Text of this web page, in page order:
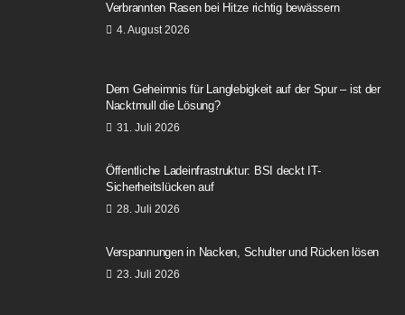
Verbrannten Rasen bei Hitze richtig bewässern
4. August 2026
Dem Geheimnis für Langlebigkeit auf der Spur – ist der
Nacktmull die Lösung?
31. Juli 2026
Öffentliche Ladeinfrastruktur: BSI deckt IT-
Sicherheitslücken auf
28. Juli 2026
Verspannungen in Nacken, Schulter und Rücken lösen
23. Juli 2026